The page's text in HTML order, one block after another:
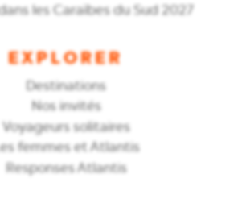
les Caraïbes du Sud 2027
EXPLORER
Destinations
Nos invités
Voyageurs solitaires
femmes et Atlantis
Responses Atlantis